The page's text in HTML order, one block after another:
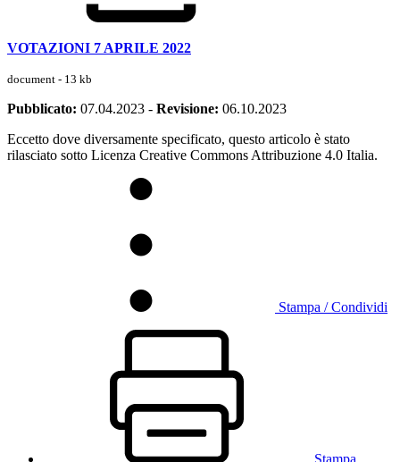
VOTAZIONI 7 APRILE 2022
document - 13 kb
Pubblicato: 07.04.2023 - Revisione: 06.10.2023
Eccetto dove diversamente specificato, questo articolo è stato
rilasciato sotto Licenza Creative Commons Attribuzione 4.0 Italia.
Stampa / Condividi
Stampa